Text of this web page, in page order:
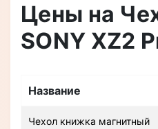
Цены на
SONY XZ2
Название
Чехол книжка магнитный